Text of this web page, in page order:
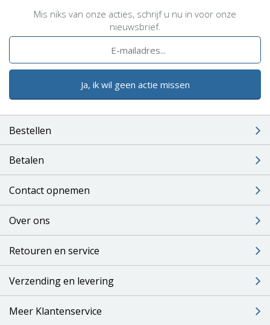
Mis niks van onze acties, schrijf u nu in voor onze
nieuwsbrief.
Ja, ik wil geen actie missen
Bestellen
Betalen
Contact opnemen
Over ons
Retouren en service
Verzending en levering
Meer Klantenservice